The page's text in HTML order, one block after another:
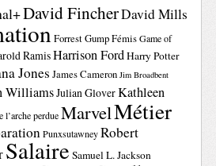
David FincherDavid Mills
Forrest GumpFémis Game of
RamisHarrison FordHarry Potter
Jones James Cameron Jim Broadbent
WilliamsJulian GloverKathleen
l’arche perdue MarvelMétier
Punxsutawney Robert
Salaire Samuel L. Jackson